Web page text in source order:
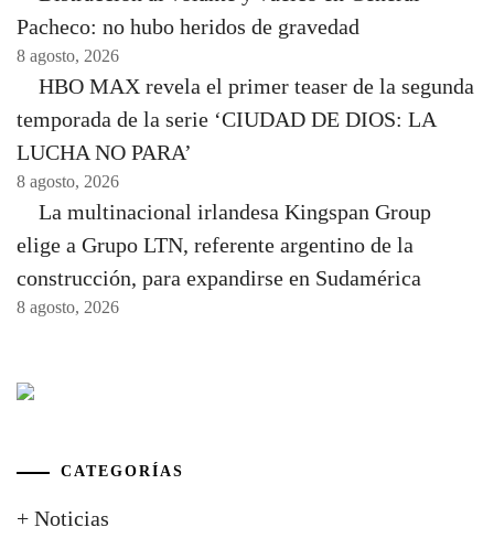
Pacheco: no hubo heridos de gravedad
8 agosto, 2026
HBO MAX revela el primer teaser de la segunda
temporada de la serie ‘CIUDAD DE DIOS: LA
LUCHA NO PARA’
8 agosto, 2026
La multinacional irlandesa Kingspan Group
elige a Grupo LTN, referente argentino de la
construcción, para expandirse en Sudamérica
8 agosto, 2026
CATEGORÍAS
+ Noticias